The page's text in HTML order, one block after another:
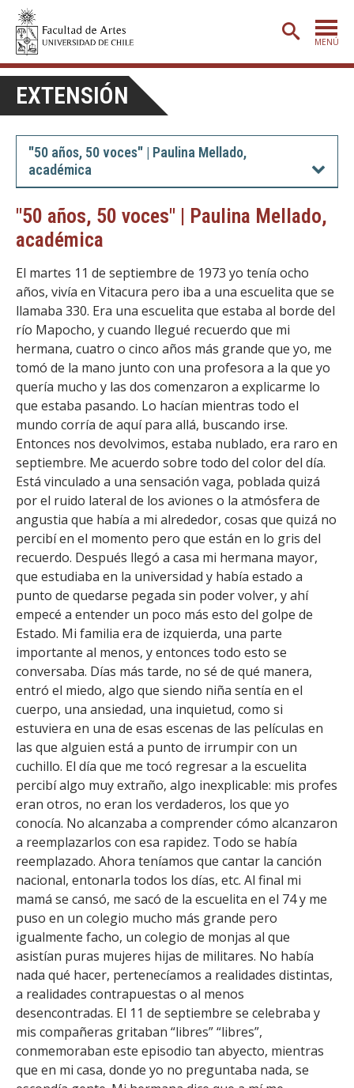
MENÚ
ADMISIÓN
ETAPA BÁSICA
POSTGRADO
CREACIÓNE INVESTIGACIÓN
BIBLIOTECA
DEPARTAMENTOS
Estudiantes
Académicas/os
Funcionarias/os
Egresadas/os
EXTENSIÓN
"50 años, 50 voces" | Paulina Mellado,
académica
"50 años, 50 voces" | Paulina Mellado,
académica
El martes 11 de septiembre de 1973 yo tenía ocho
años, vivía en Vitacura pero iba a una escuelita que se
llamaba 330. Era una escuelita que estaba al borde del
río Mapocho, y cuando llegué recuerdo que mi
hermana, cuatro o cinco años más grande que yo, me
tomó de la mano junto con una profesora a la que yo
quería mucho y las dos comenzaron a explicarme lo
que estaba pasando. Lo hacían mientras todo el
mundo corría de aquí para allá, buscando irse.
Entonces nos devolvimos, estaba nublado, era raro en
septiembre. Me acuerdo sobre todo del color del día.
Está vinculado a una sensación vaga, poblada quizá
por el ruido lateral de los aviones o la atmósfera de
angustia que había a mi alrededor, cosas que quizá no
percibí en el momento pero que están en lo gris del
recuerdo. Después llegó a casa mi hermana mayor,
que estudiaba en la universidad y había estado a
punto de quedarse pegada sin poder volver, y ahí
empecé a entender un poco más esto del golpe de
Estado. Mi familia era de izquierda, una parte
importante al menos, y entonces todo esto se
conversaba. Días más tarde, no sé de qué manera,
entró el miedo, algo que siendo niña sentía en el
cuerpo, una ansiedad, una inquietud, como si
estuviera en una de esas escenas de las películas en
las que alguien está a punto de irrumpir con un
cuchillo. El día que me tocó regresar a la escuelita
percibí algo muy extraño, algo inexplicable: mis profes
eran otros, no eran los verdaderos, los que yo
conocía. No alcanzaba a comprender cómo alcanzaron
a reemplazarlos con esa rapidez. Todo se había
reemplazado. Ahora teníamos que cantar la canción
nacional, entonarla todos los días, etc. Al final mi
mamá se cansó, me sacó de la escuelita en el 74 y me
puso en un colegio mucho más grande pero
igualmente facho, un colegio de monjas al que
asistían puras mujeres hijas de militares. No había
nada qué hacer, pertenecíamos a realidades distintas,
a realidades contrapuestas o al menos
desencontradas. El 11 de septiembre se celebraba y
mis compañeras gritaban “libres” “libres”,
conmemoraban este episodio tan abyecto, mientras
que en mi casa, donde yo no preguntaba nada, se